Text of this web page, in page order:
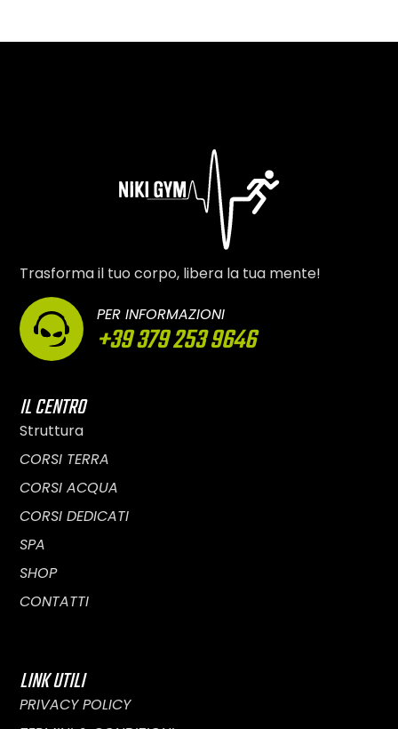
Trasforma il tuo corpo, libera la tua mente!
PER INFORMAZIONI
+39 379 253 9646
IL CENTRO
Struttura
CORSI TERRA
CORSI ACQUA
CORSI DEDICATI
SPA
SHOP
CONTATTI
LINK UTILI
PRIVACY POLICY